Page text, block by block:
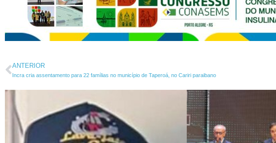
ANTERIOR
Incra cria assentamento para 22 famílias no município de Taperoá, no Cariri paraibano